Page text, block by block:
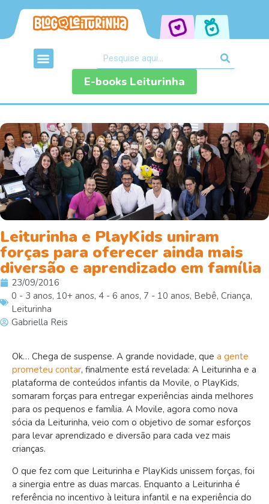
E-books Leiturinha
Leiturinha e PlayKids uniram
forças para oferecer ainda mais
diversão e aprendizado em família
23/09/2016
0 - 3 anos, 10+ anos, 4 - 6 anos, 7 - 10 anos, Bebê, Criança,
Leiturinha
Gabriella Reis
Ok… Chega de suspense. A grande novidade, que a gente
prometeu contar, finalmente está revelada: A Leiturinha e a
plataforma de conteúdos infantis da Movile, o PlayKids,
somaram forças para entregar experiências ainda melhores
para os pequenos e família. A Movile, agora como nova
sócia da Leiturinha, veio com o objetivo de somar esforços
para levar aprendizado e diversão para cada vez mais
crianças.
O que fez com que Leiturinha e PlayKids unissem forças, foi
a sinergia entre as duas marcas. Enquanto a Leiturinha é
referência no incentivo à leitura infantil e na experiência do